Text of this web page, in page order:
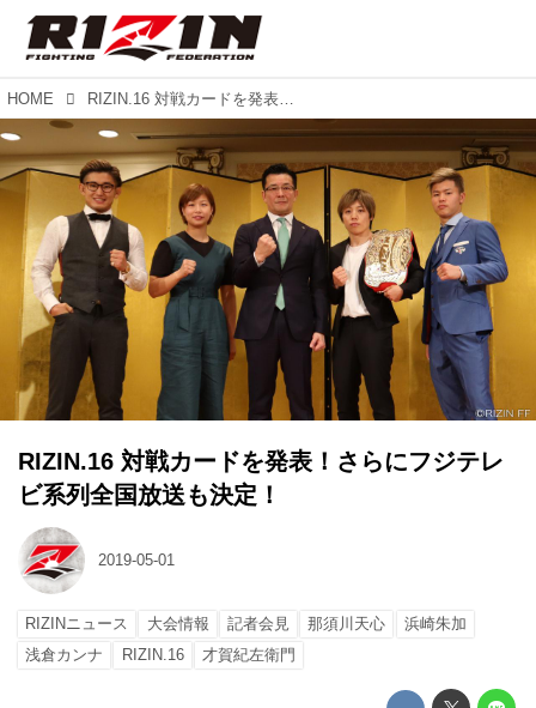
HOME RIZIN.16 対戦カードを発表！さらにフジテレビ系列全国放送も決定！
RIZIN.16 対戦カードを発表！さらにフジテレ
ビ系列全国放送も決定！
2019-05-01
RIZINニュース 大会情報 記者会見 那須川天心
浜崎朱加
浅倉カンナ
RIZIN.16 才賀紀左衛門